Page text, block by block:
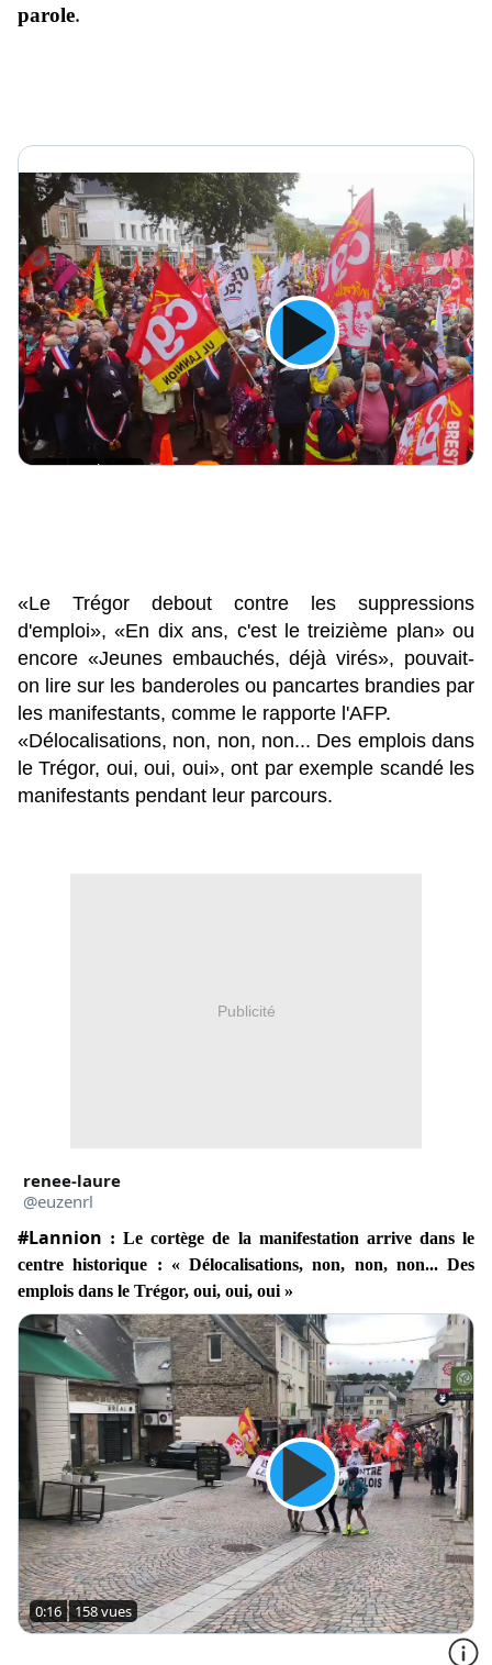
parole.
0:10 7,6 k vues
«Le Trégor debout contre les suppressions
d'emploi», «En dix ans, c'est le treizième plan» ou
encore «Jeunes embauchés, déjà virés», pouvait-
on lire sur les banderoles ou pancartes brandies par
les manifestants, comme le rapporte l'AFP.
«Délocalisations, non, non, non... Des emplois dans
le Trégor, oui, oui, oui», ont par exemple scandé les
manifestants pendant leur parcours.
Publicité
renee-laure
@euzenrl
#Lannion : Le cortège de la manifestation arrive dans le
centre historique : « Délocalisations, non, non, non... Des
emplois dans le Trégor, oui, oui, oui »
0:16 158 vues